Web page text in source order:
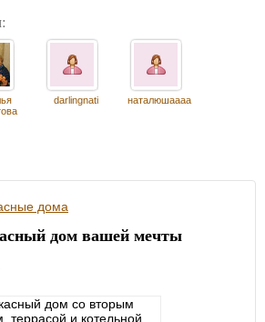
darlingnati наталюшаааа
дом вашей мечты